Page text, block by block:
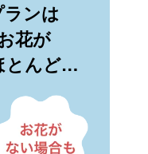
ンは
花が
とんど…